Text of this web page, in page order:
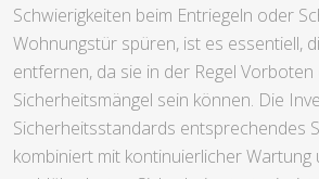
Schwierigkeiten beim Entriegeln oder
Wohnungstür spüren, ist es essentiell,
entfernen, da sie in der Regel
Sicherheitsmängel sein können. Die
Sicherheitsstandards entsprechendes
kombiniert mit kontinuierlicher Wartung